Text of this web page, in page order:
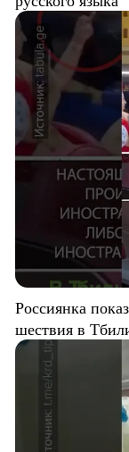
Россиянка
шествия в